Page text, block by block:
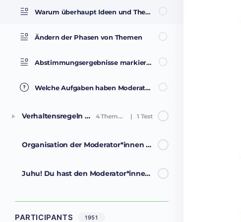
Warum überhaupt Ideen und Themen?
Ändern der Phasen von Themen
Abstimmungsergebnisse markieren
Welche Aufgaben haben Moderator*innen auf der Plattform?
Verhaltensregeln auf der Plattform 4 Themen | 1 Test
Organisation der Moderator*innen offline
Juhu! Du hast den Moderator*innen-Kurs geschafft!
PARTICIPANTS 1951